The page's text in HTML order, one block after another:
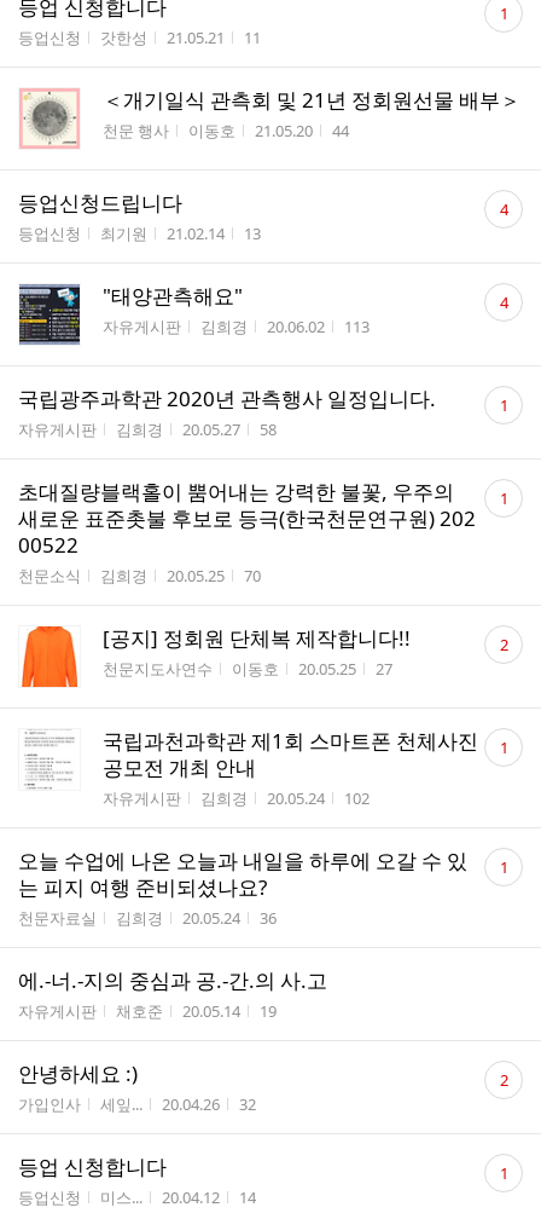
등업 신청합니다
게시판명
등업신청 작성자
갓한성 작성시간
21.05.21 조회수
11
글 1
＜개기일식 관측회 및 21년 정회원선물 배부＞
게시판명
천문 행사 작성자
이동호 작성시간
21.05.20 조회수
44
등업신청드립니다
게시판명
등업신청 작성자
최기원 작성시간
21.02.14 조회수
13
댓
글 4
"태양관측해요"
게시판명
자유게시판 작성자
김희경 작성시간
20.06.02 조회수
113
댓
글 4
국립광주과학관 2020년 관측행사 일정입니다.
게시판명
자유게시판 작성자
김희경 작성시간
20.05.27 조회수
58
댓
글 1
초대질량블랙홀이 뿜어내는 강력한 불꽃, 우주의
새로운 표준촛불 후보로 등극(한국천문연구원) 202
00522
게시판명
천문소식 작성자
김희경 작성시간
20.05.25 조회수
70
댓
글 1
[공지] 정회원 단체복 제작합니다!!
게시판명
천문지도사연수 작성자
이동호 작성시간
20.05.25 조회수
27
댓
글 2
국립과천과학관 제1회 스마트폰 천체사진
공모전 개최 안내
게시판명
자유게시판 작성자
김희경 작성시간
20.05.24 조회수
102
댓
글 1
오늘 수업에 나온 오늘과 내일을 하루에 오갈 수 있
는 피지 여행 준비되셨나요?
게시판명
천문자료실 작성자
김희경 작성시간
20.05.24 조회수
36
댓
글 1
에.-너.-지의 중심과 공.-간.의 사.고
게시판명
자유게시판 작성자
채호준 작성시간
20.05.14 조회수
19
안녕하세요 :)
게시판명
가입인사 작성자
세잎... 작성시간
20.04.26 조회수
32
댓
글 2
등업 신청합니다
게시판명
등업신청 작성자
미스... 작성시간
20.04.12 조회수
14
댓
글 1